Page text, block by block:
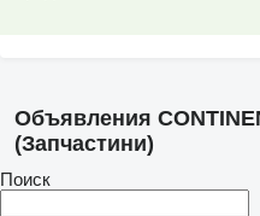
Объявления
(Запчастини)
Поиск